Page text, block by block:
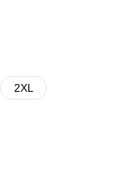
2XL